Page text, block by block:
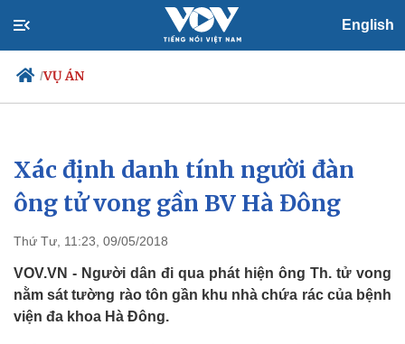
English
/VỤ ÁN
Chính trị
Đảng
Tổ chức nhân sự
Nhận diện sự thật
Xã hội
Tin 24h
Dự báo thời tiết
Việc làm
Biển đảo
Xác định danh tính người đàn
ông tử vong gần BV Hà Đông
Thứ Tư, 11:23, 09/05/2018
VOV.VN - Người dân đi qua phát hiện ông Th. tử vong
nằm sát tường rào tôn gần khu nhà chứa rác của bệnh
viện đa khoa Hà Đông.